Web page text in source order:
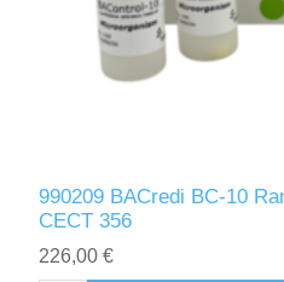
990209 BACredi BC-10
CECT 356
226,00 €